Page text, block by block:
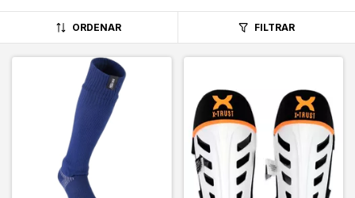
ORDENAR FILTRAR